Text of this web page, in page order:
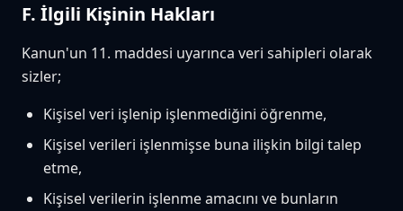
F. İlgili Kişinin Hakları
Kanun'un 11. maddesi uyarınca veri sahipleri olarak
sizler;
Kişisel veri işlenip işlenmediğini öğrenme,
Kişisel verileri işlenmişse buna ilişkin bilgi talep
etme,
Kişisel verilerin işlenme amacını ve bunların